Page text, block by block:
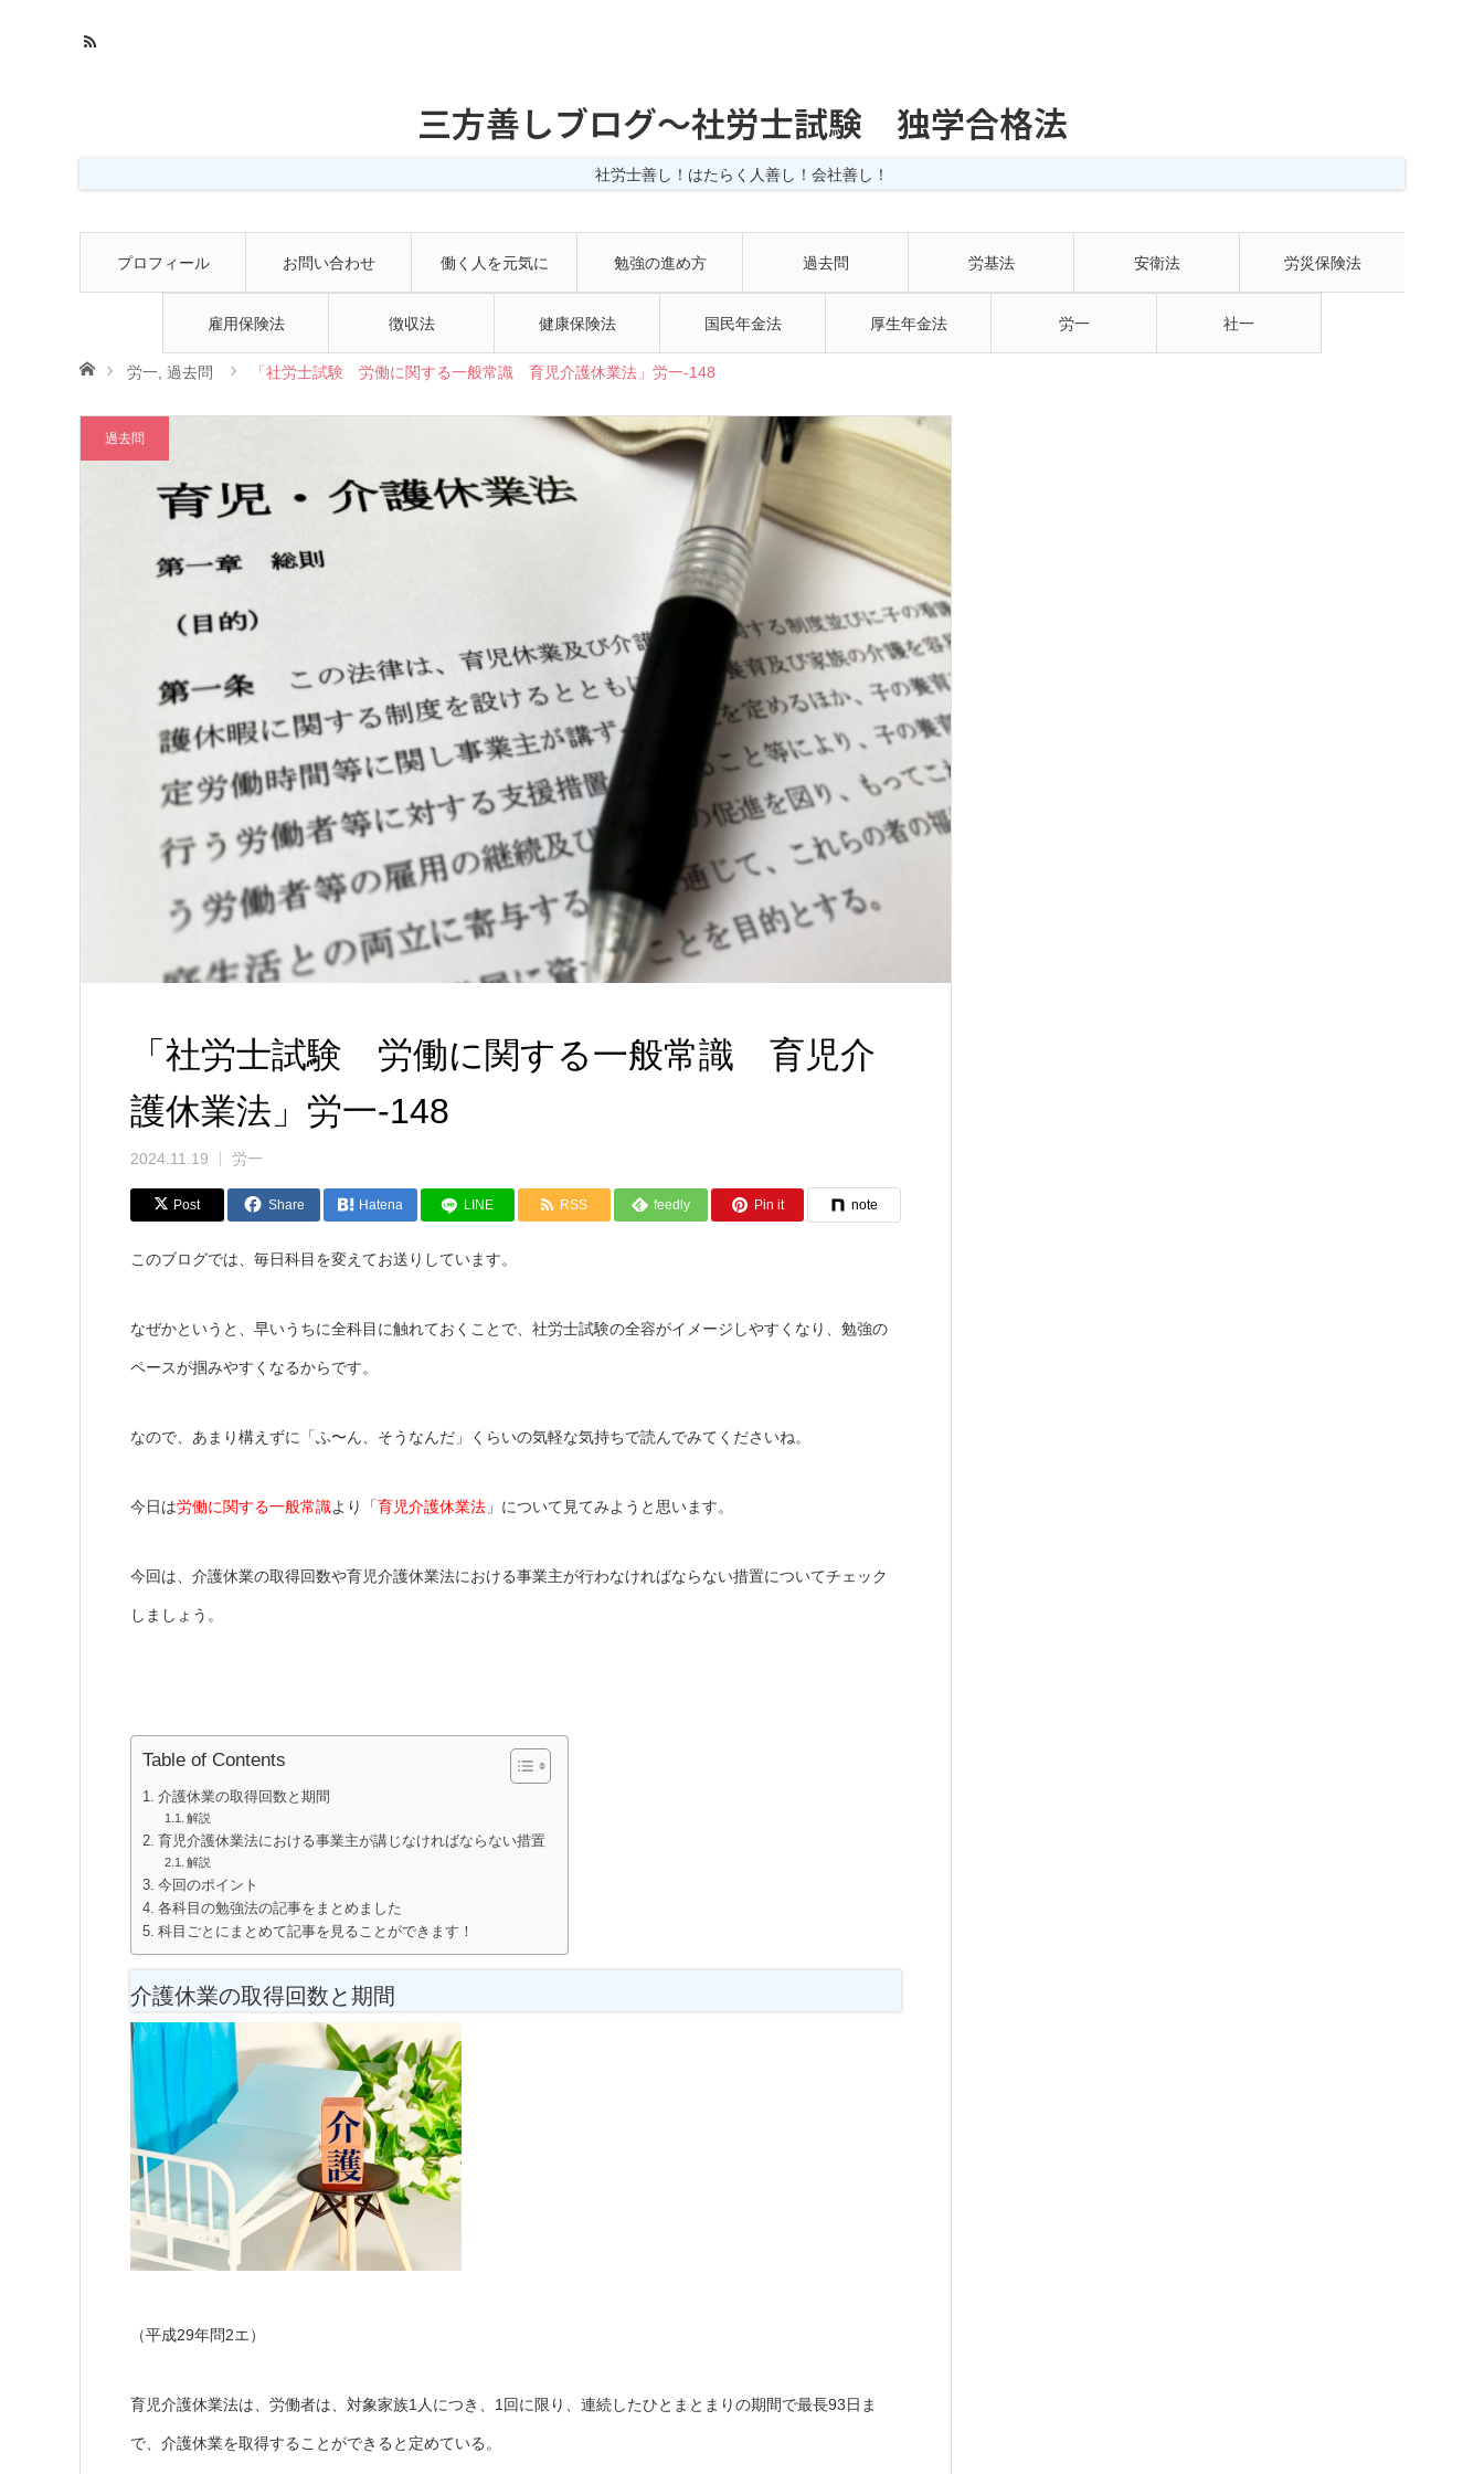
三方善しブログ〜社労士試験 独学合格法
社労士善し！はたらく人善し！会社善し！
プロフィール お問い合わせ 働く人を元気に 勉強の進め方 過去問 労基法 安衛法 労災保険法
雇用保険法 徴収法 健康保険法 国民年金法 厚生年金法 労一 社一
ホーム労一 過去問 「社労士試験 労働に関する一般常識 育児介護休業法」労一-148
過去問
「社労士試験 労働に関する一般常識 育児介
護休業法」労一-148
2024.11.19 労一
Post Share Hatena LINE RSS feedly Pin it note
このブログでは、毎日科目を変えてお送りしています。
なぜかというと、早いうちに全科目に触れておくことで、社労士試験の全容がイメージしやすくなり、勉強の
ペースが掴みやすくなるからです。
なので、あまり構えずに「ふ〜ん、そうなんだ」くらいの気軽な気持ちで読んでみてくださいね。
今日は労働に関する一般常識より「育児介護休業法 」について見てみようと思います。
今回は、介護休業の取得回数や育児介護休業法における事業主が行わなければならない措置についてチェック
しましょう。
Table of Contents
介護休業の取得回数と期間
解説
育児介護休業法における事業主が講じなければならない措置
解説
今回のポイント
各科目の勉強法の記事をまとめました
科目ごとにまとめて記事を見ることができます！
介護休業の取得回数と期間
（平成29年問2エ）
育児介護休業法は、労働者は、対象家族1人につき、1回に限り、連続したひとまとまりの期間で最長93日ま
で、介護休業を取得することができると定めている。